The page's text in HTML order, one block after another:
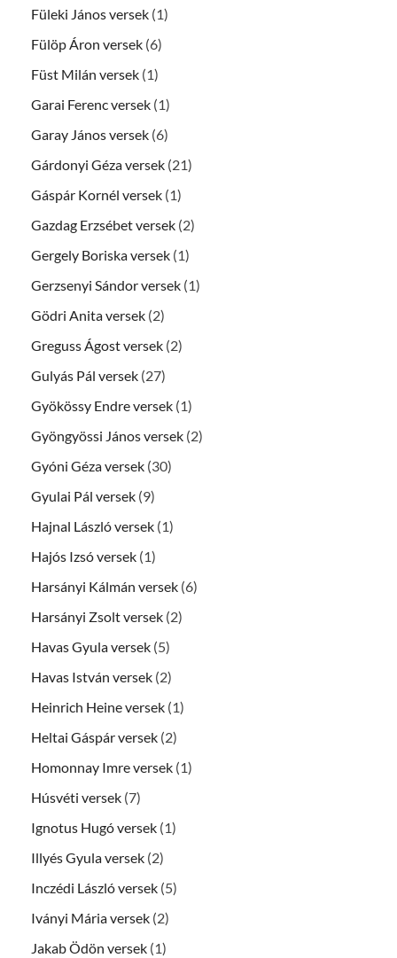
Füleki János versek (1)
Fülöp Áron versek (6)
Füst Milán versek (1)
Garai Ferenc versek (1)
Garay János versek (6)
Gárdonyi Géza versek (21)
Gáspár Kornél versek (1)
Gazdag Erzsébet versek (2)
Gergely Boriska versek (1)
Gerzsenyi Sándor versek (1)
Gödri Anita versek (2)
Greguss Ágost versek (2)
Gulyás Pál versek (27)
Gyökössy Endre versek (1)
Gyöngyössi János versek (2)
Gyóni Géza versek (30)
Gyulai Pál versek (9)
Hajnal László versek (1)
Hajós Izsó versek (1)
Harsányi Kálmán versek (6)
Harsányi Zsolt versek (2)
Havas Gyula versek (5)
Havas István versek (2)
Heinrich Heine versek (1)
Heltai Gáspár versek (2)
Homonnay Imre versek (1)
Húsvéti versek (7)
Ignotus Hugó versek (1)
Illyés Gyula versek (2)
Inczédi László versek (5)
Iványi Mária versek (2)
Jakab Ödön versek (1)